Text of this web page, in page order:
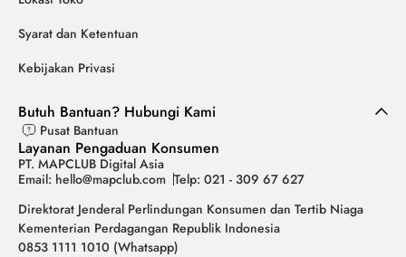
Syarat dan Ketentuan
Kebijakan Privasi
Butuh Bantuan? Hubungi Kami
Pusat Bantuan
Layanan Pengaduan Konsumen
PT. MAPCLUB Digital Asia
Email: hello@mapclub.com Telp: 021 - 309 67 627
Direktorat Jenderal Perlindungan Konsumen dan Tertib Niaga
Kementerian Perdagangan Republik Indonesia
0853 1111 1010 (Whatsapp)